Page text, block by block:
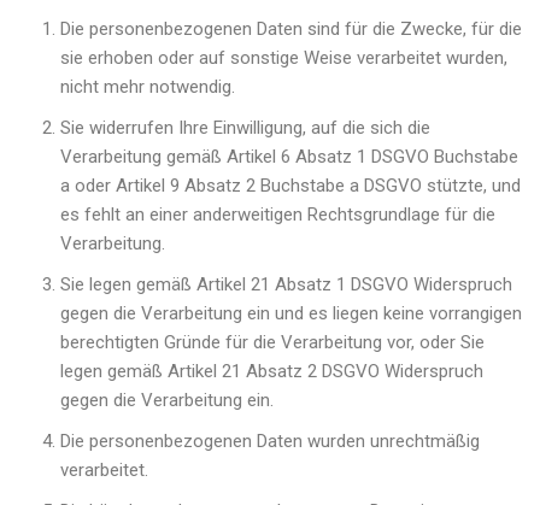
Die personenbezogenen Daten sind für die Zwecke, für die
sie erhoben oder auf sonstige Weise verarbeitet wurden,
nicht mehr notwendig.
Sie widerrufen Ihre Einwilligung, auf die sich die
Verarbeitung gemäß Artikel 6 Absatz 1 DSGVO Buchstabe
a oder Artikel 9 Absatz 2 Buchstabe a DSGVO stützte, und
es fehlt an einer anderweitigen Rechtsgrundlage für die
Verarbeitung.
Sie legen gemäß Artikel 21 Absatz 1 DSGVO Widerspruch
gegen die Verarbeitung ein und es liegen keine vorrangigen
berechtigten Gründe für die Verarbeitung vor, oder Sie
legen gemäß Artikel 21 Absatz 2 DSGVO Widerspruch
gegen die Verarbeitung ein.
Die personenbezogenen Daten wurden unrechtmäßig
verarbeitet.